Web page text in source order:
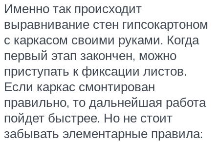
Именно так происходит
выравнивание стен гипсокартоном
с каркасом своими руками. Когда
первый этап закончен, можно
приступать к фиксации листов.
Если каркас смонтирован
правильно, то дальнейшая работа
пойдет быстрее. Но не стоит
забывать элементарные правила: